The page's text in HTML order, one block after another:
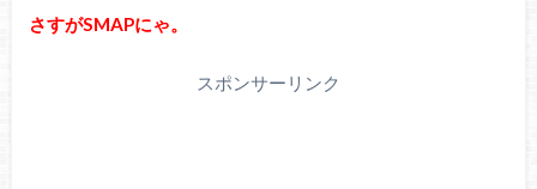
さすがSMAPにゃ。
スポンサーリンク